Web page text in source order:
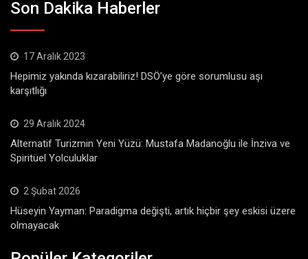
Son Dakika Haberler
17 Aralık 2023
Hepimiz yakında kızarabiliriz! DSÖ’ye göre sorumlusu aşı
karşıtlığı
29 Aralık 2024
Alternatif Turizmin Yeni Yüzü: Mustafa Madanoğlu ile İnziva ve
Spiritüel Yolculuklar
2 Şubat 2026
Hüseyin Yayman: Paradigma değişti, artık hiçbir şey eskisi üzere
olmayacak